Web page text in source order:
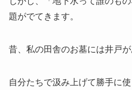
題がでてきます。
昔、私の田舎のお墓には井戸が
自分たちで汲み上げて勝手に使